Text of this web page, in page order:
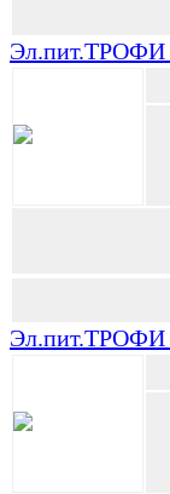
Эл.пит.ТРОФИ
Эл.пит.ТРОФИ